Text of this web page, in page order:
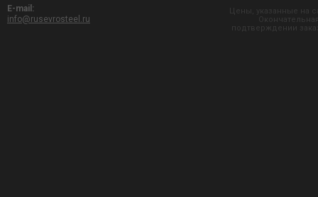
E-mail:
info@rusevrosteel.ru
Цены, указанные на
подтверждении